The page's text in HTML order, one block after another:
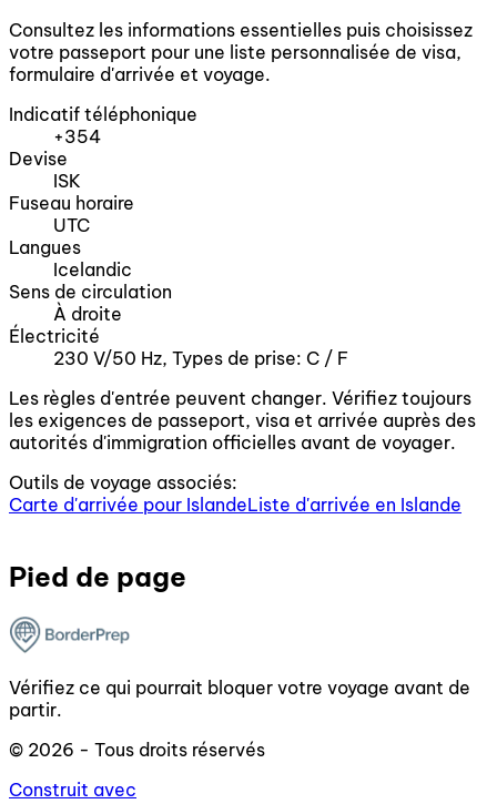
Consultez les informations essentielles puis choisissez
votre passeport pour une liste personnalisée de visa,
formulaire d'arrivée et voyage.
Indicatif téléphonique
+354
Devise
ISK
Fuseau horaire
UTC
Langues
Icelandic
Sens de circulation
À droite
Électricité
230 V/50 Hz, Types de prise: C / F
Les règles d'entrée peuvent changer. Vérifiez toujours
les exigences de passeport, visa et arrivée auprès des
autorités d'immigration officielles avant de voyager.
Outils de voyage associés:
Carte d'arrivée pour IslandeListe d'arrivée en Islande
Pied de page
Vérifiez ce qui pourrait bloquer votre voyage avant de
partir.
© 2026 - Tous droits réservés
Construit avec